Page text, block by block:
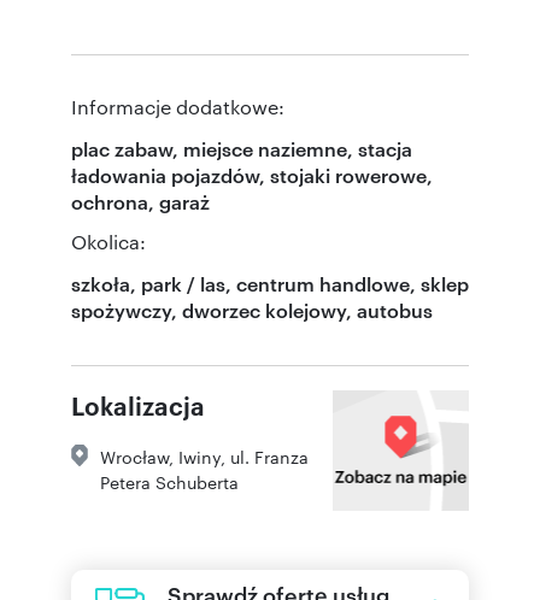
Informacje dodatkowe:
plac zabaw, miejsce naziemne, stacja
ładowania pojazdów, stojaki rowerowe,
ochrona, garaż
Okolica:
szkoła, park / las, centrum handlowe, sklep
spożywczy, dworzec kolejowy, autobus
Lokalizacja
Wrocław, Iwiny ul. Franza
Petera Schuberta
Sprawdź ofertę usług